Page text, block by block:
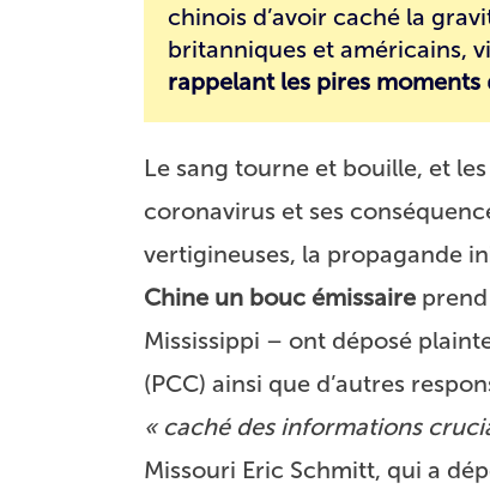
chinois d’avoir caché la
britanniques et américains,
rappelant les pires
Le sang tourne et bouille, et
coronavirus et ses
vertigineuses, la propagande
Chine un bouc émissaire
Mississippi – ont déposé
(PCC) ainsi que d’autres
« caché des informations
Missouri Eric Schmitt, qui a